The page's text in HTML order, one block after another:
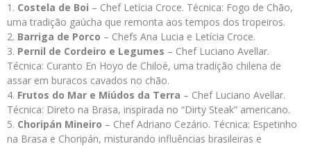
Costela de Boi – Chef Letícia Croce. Técnica: Fogo de Chão,
uma tradição gaúcha que remonta aos tempos dos tropeiros.
Barriga de Porco – Chefs Ana Lucia e Letícia Croce.
Pernil de Cordeiro e Legumes – Chef Luciano Avellar.
Técnica: Curanto En Hoyo de Chiloé, uma tradição chilena de
assar em buracos cavados no chão.
Frutos do Mar e Miúdos da Terra – Chef Luciano Avellar.
Técnica: Direto na Brasa, inspirada no “Dirty Steak” americano.
Choripán Mineiro – Chef Adriano Cezário. Técnica: Espetinho
na Brasa e Choripán, misturando influências brasileiras e